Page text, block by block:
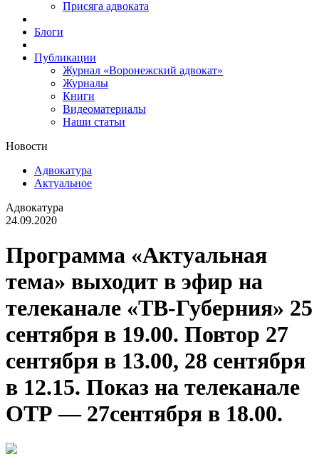
Присяга адвоката
Блоги
Публикации
Журнал «Воронежский адвокат»
Журналы
Книги
Видеоматериалы
Наши статьи
Новости
Адвокатура
Актуальное
Адвокатура
24.09.2020
Программа «Актуальная
тема» выходит в эфир на
телеканале «ТВ-Губерния» 25
сентября в 19.00. Повтор 27
сентября в 13.00, 28 сентября
в 12.15. Показ на телеканале
ОТР — 27сентября в 18.00.